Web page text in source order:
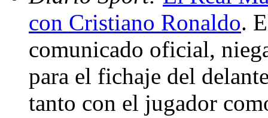
con Cristiano Ronaldo.
comunicado oficial,
para el fichaje del
tanto con el jugador